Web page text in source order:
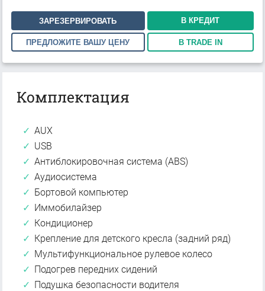
ЗАРЕЗЕРВИРОВАТЬ В КРЕДИТ
ПРЕДЛОЖИТЕ ВАШУ ЦЕНУ В TRADE IN
Комплектация
AUX
USB
Антиблокировочная система (ABS)
Аудиосистема
Бортовой компьютер
Иммобилайзер
Кондиционер
Крепление для детского кресла (задний ряд)
Мультифункциональное рулевое колесо
Подогрев передних сидений
Подушка безопасности водителя